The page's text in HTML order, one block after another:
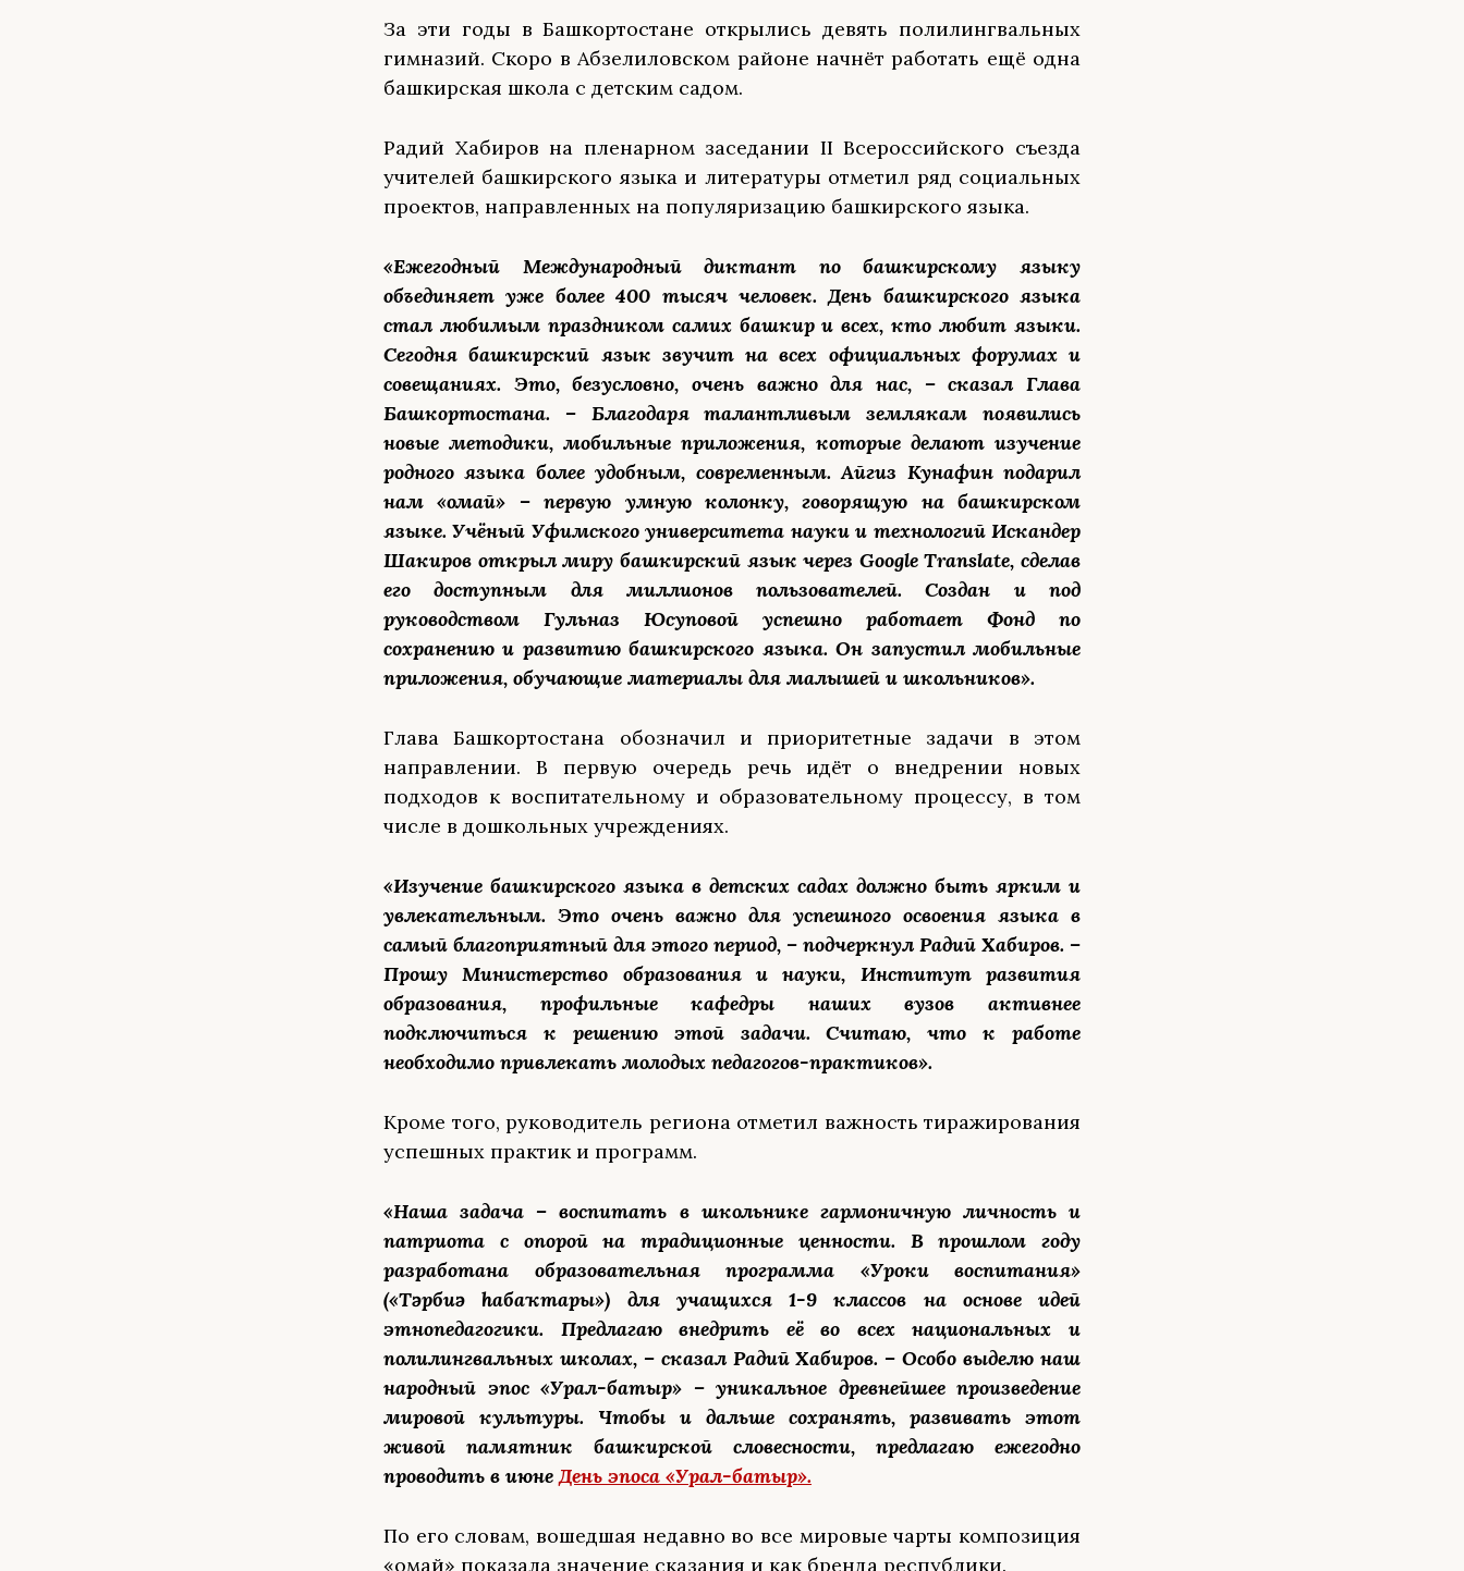
За эти годы в Башкортостане открылись девять полилингвальных
гимназий. Скоро в Абзелиловском районе начнёт работать ещё одна
башкирская школа с детским садом.
Радий Хабиров на пленарном заседании II Всероссийского съезда
учителей башкирского языка и литературы отметил ряд социальных
проектов, направленных на популяризацию башкирского языка.
«Ежегодный Международный диктант по башкирскому языку
объединяет уже более 400 тысяч человек. День башкирского языка
стал любимым праздником самих башкир и всех, кто любит языки.
Сегодня башкирский язык звучит на всех официальных форумах и
совещаниях. Это, безусловно, очень важно для нас, – сказал Глава
Башкортостана. – Благодаря талантливым землякам появились
новые методики, мобильные приложения, которые делают изучение
родного языка более удобным, современным. Айгиз Кунафин подарил
нам «Һомай» – первую умную колонку, говорящую на башкирском
языке. Учёный Уфимского университета науки и технологий Искандер
Шакиров открыл миру башкирский язык через Google Translate, сделав
его доступным для миллионов пользователей. Создан и под
руководством Гульназ Юсуповой успешно работает Фонд по
сохранению и развитию башкирского языка. Он запустил мобильные
приложения, обучающие материалы для малышей и школьников».
Глава Башкортостана обозначил и приоритетные задачи в этом
направлении. В первую очередь речь идёт о внедрении новых
подходов к воспитательному и образовательному процессу, в том
числе в дошкольных учреждениях.
«Изучение башкирского языка в детских садах должно быть ярким и
увлекательным. Это очень важно для успешного освоения языка в
самый благоприятный для этого период, – подчеркнул Радий Хабиров. –
Прошу Министерство образования и науки, Институт развития
образования, профильные кафедры наших вузов активнее
подключиться к решению этой задачи. Считаю, что к работе
необходимо привлекать молодых педагогов-практиков».
Кроме того, руководитель региона отметил важность тиражирования
успешных практик и программ.
«Наша задача – воспитать в школьнике гармоничную личность и
патриота с опорой на традиционные ценности. В прошлом году
разработана образовательная программа «Уроки воспитания»
(«Тәрбиә һабаҡтары») для учащихся 1-9 классов на основе идей
этнопедагогики. Предлагаю внедрить её во всех национальных и
полилингвальных школах, – сказал Радий Хабиров. – Особо выделю наш
народный эпос «Урал-батыр» – уникальное древнейшее произведение
мировой культуры. Чтобы и дальше сохранять, развивать этот
живой памятник башкирской словесности, предлагаю ежегодно
проводить в июнеДень эпоса «Урал-батыр».
По его словам, вошедшая недавно во все мировые чарты композиция
«Һомай» показала значение сказания и как бренда республики.